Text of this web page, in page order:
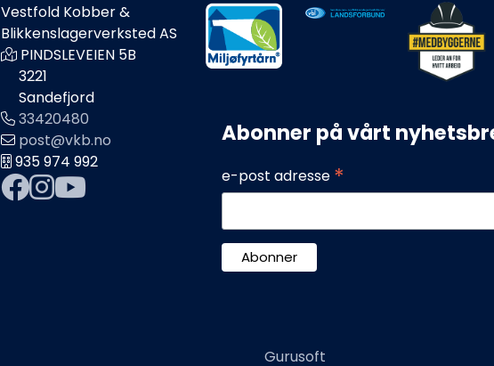
Vestfold Kobber &
Blikkenslagerverksted AS
PINDSLEVEIEN 5B
3221
Sandefjord
33420480
post@vkb.no
935 974 992
Abonner på vårt
e-post adresse *
Gurusoft